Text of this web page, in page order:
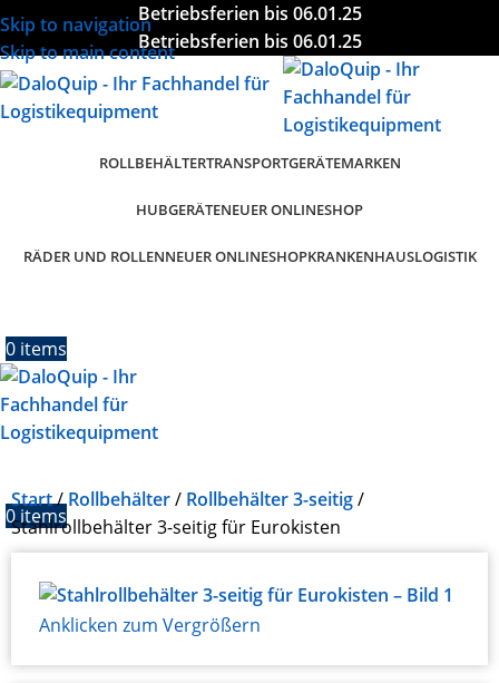
Skip to navigation
Skip to main content
Betriebsferien bis 06.01.25
Betriebsferien bis 06.01.25
ROLLBEHÄLTERTRANSPORTGERÄTEMARKEN
HUBGERÄTENEUER ONLINESHOP
RÄDER UND ROLLENNEUER ONLINESHOPKRANKENHAUSLOGISTIK
0 items
0items
Start Rollbehälter
Rollbehälter 3-seitig
Stahlrollbehälter 3-seitig für Eurokisten
Anklicken zum Vergrößern